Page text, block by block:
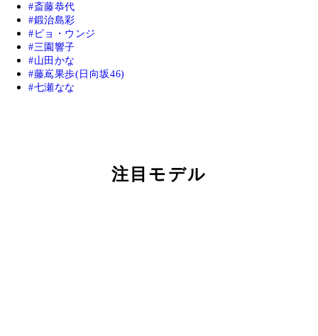
斎藤恭代
鍛治島彩
ピョ・ウンジ
三園響子
山田かな
藤嶌果歩(日向坂46)
七瀬なな
注目モデル